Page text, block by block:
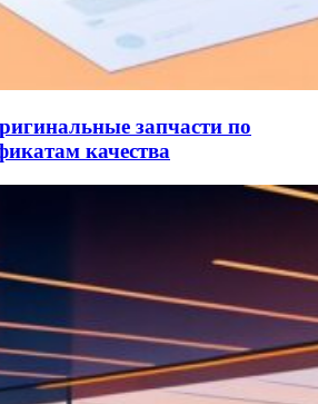
запчасти по
качества